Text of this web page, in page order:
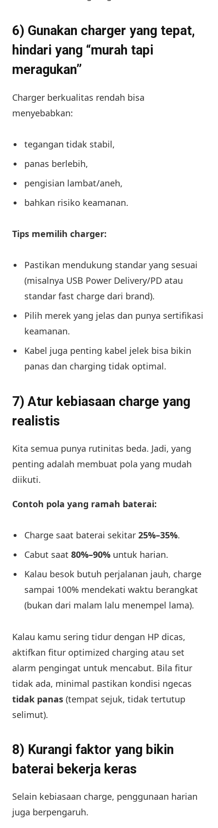
6) Gunakan charger yang tepat,
hindari yang “murah tapi
meragukan”
Charger berkualitas rendah bisa
menyebabkan:
tegangan tidak stabil,
panas berlebih,
pengisian lambat/aneh,
bahkan risiko keamanan.
Tips memilih charger:
Pastikan mendukung standar yang sesuai
(misalnya USB Power Delivery/PD atau
standar fast charge dari brand).
Pilih merek yang jelas dan punya sertifikasi
keamanan.
Kabel juga penting kabel jelek bisa bikin
panas dan charging tidak optimal.
7) Atur kebiasaan charge yang
realistis
Kita semua punya rutinitas beda. Jadi, yang
penting adalah membuat pola yang mudah
diikuti.
Contoh pola yang ramah baterai:
Charge saat baterai sekitar 25%–35%.
Cabut saat 80%–90% untuk harian.
Kalau besok butuh perjalanan jauh, charge
sampai 100% mendekati waktu berangkat
(bukan dari malam lalu menempel lama).
Kalau kamu sering tidur dengan HP dicas,
aktifkan fitur optimized charging atau set
alarm pengingat untuk mencabut. Bila fitur
tidak ada, minimal pastikan kondisi ngecas
tidak panas (tempat sejuk, tidak tertutup
selimut).
8) Kurangi faktor yang bikin
baterai bekerja keras
Selain kebiasaan charge, penggunaan harian
juga berpengaruh.